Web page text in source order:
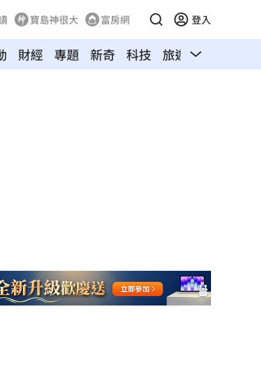
寶島神很大 富房網 登入
財經 專題 新奇 科技 旅遊 汽車